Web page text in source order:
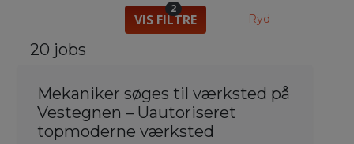
VIS FILTRE
2
Ryd
20 jobs
Mekaniker søges til værksted på
Vestegnen – Uautoriseret
topmoderne værksted